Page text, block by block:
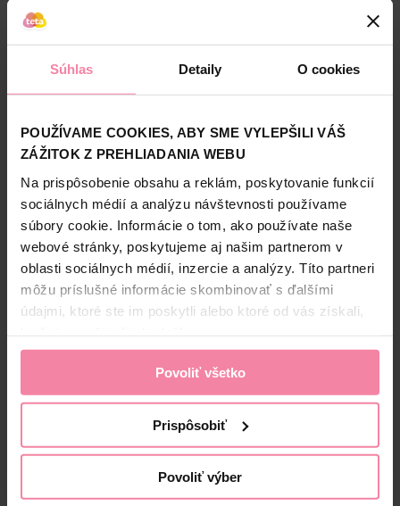
Súhlas Detaily O cookies
POUŽÍVAME COOKIES, ABY SME VYLEPŠILI VÁŠ
ZÁŽITOK Z PREHLIADANIA WEBU
Na prispôsobenie obsahu a reklám, poskytovanie funkcií
sociálnych médií a analýzu návštevnosti používame
súbory cookie. Informácie o tom, ako používate naše
webové stránky, poskytujeme aj našim partnerom v
oblasti sociálnych médií, inzercie a analýzy. Títo partneri
môžu príslušné informácie skombinovať s ďalšími
údajmi, ktoré ste im poskytli alebo ktoré od vás získali,
Povoliť všetko
Prispôsobiť
Povoliť výber
Dlhotrvajúca a intenzívna farba extra starostlivosť počas
farbenia a po farbení
Receptúra s vysoko intenzívnymi farebnými pigmentami
prenikne hlboko do vlasov a ochráni ich farbu pred
Dlhotrvajúca intenzita farby počas niekoľkých týždňov a
100% krytie šedín.
Receptúra a ošetrujúca maska spolu s trojitým systémom
starostlivosti - keratín, pantenol a nutričný olej - sa starajú
o Vaše vlasy.
Palette zosilňuje, zjemňuje a chráni vlasy pre nádhernú
dlhotrvajúcu farbu.
Informácie o výrobcovi
HEK
Zobraziť viac
Bezpečnosť a balenie
Zloženie
High-contrast mode
-32%